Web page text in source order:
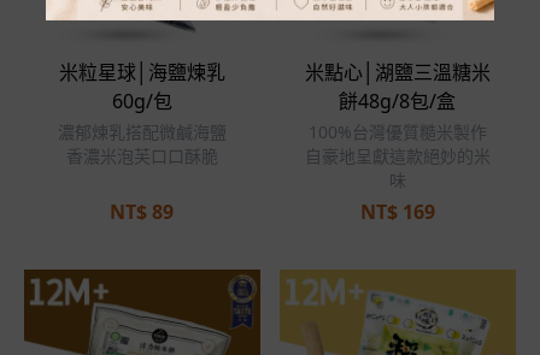
米粒星球│海鹽煉乳
60g/包
濃郁煉乳搭配微鹹海鹽
香濃米泡芙口口酥脆
NT$89
米點心│湖鹽三溫糖米
餅48g/8包/盒
100%台灣優質糙米製作
自豪地呈獻這款絕妙的米
味
NT$169